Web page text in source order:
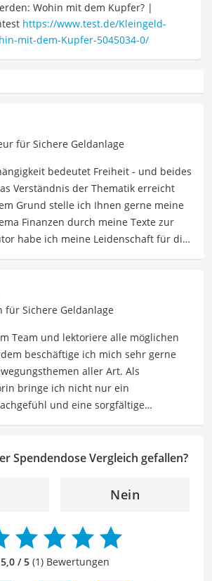
Wohin mit dem Kupfer? |
https://www.test.de/Kleingeld-
mit-dem-Kupfer-5045034-0/
für Sichere Geldanlage
bedeutet Freiheit - und beides
Verständnis der Thematik erreicht
Grund stelle ich Ihnen gerne meine
Finanzen durch meine Texte zur
habe ich meine Leidenschaft für die
sowohl verständlich als auch
um meinen Leserinnen und
fundierte finanzielle Entscheidungen zu
tiefgreifenden Verständnis für
sowie Vermögensaufbau
Aufgabe gemacht, Menschen dabei zu
Ziele zu verwirklichen und
Stabilität zu erreichen.
für Sichere Geldanlage
Team und lektoriere alle möglichen
beschäftige ich mich sehr gerne
aller Art. Als
bringe ich nicht nur ein
und eine sorgfältige
Texte inhaltlich präzise, gut
Inhalte auf ihre inhaltliche
Schlüssigkeit und stilistische Qualität
gegebenenfalls zu verbessern. Mit
im Bereich Sport und meiner Liebe
Sprache trage ich dazu bei, dass
Spendendose Vergleich gefallen?
Nein
5,0 / 5(1) Bewertungen